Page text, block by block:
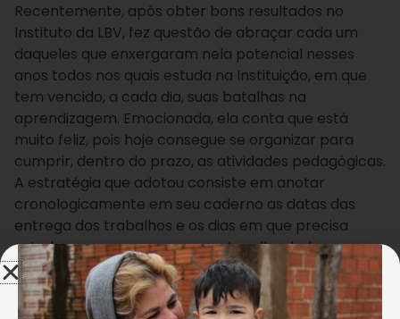
Recentemente, após obter bons resultados no
Instituto da LBV, fez questão de abraçar cada um
daqueles que enxergaram nela potencial nesses
anos todos nos quais estuda na Instituição, em que
tem vencido, a cada dia, suas batalhas na
aprendizagem. Emocionada, ela conta que está
muito feliz, pois hoje consegue se organizar para
cumprir, dentro do prazo, as atividades pedagógicas.
A estratégia que adotou consiste em anotar
cronologicamente em seu caderno as datas das
entrega dos trabalhos e os dias em que precisa
estudar para as provas, o que tem lhe dado
autonomia e a percepção do que precisa ser
realizado.